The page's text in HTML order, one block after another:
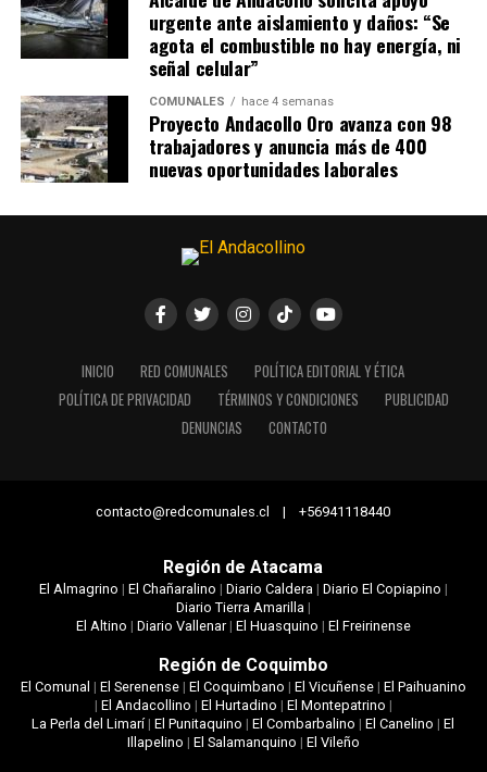
urgente ante aislamiento y daños: “Se
agota el combustible no hay energía, ni
señal celular”
COMUNALES hace 4 semanas
Proyecto Andacollo Oro avanza con 98
trabajadores y anuncia más de 400
nuevas oportunidades laborales
INICIO RED COMUNALES
POLÍTICA EDITORIAL Y ÉTICA
POLÍTICA DE PRIVACIDAD
TÉRMINOS Y CONDICIONES
PUBLICIDAD
DENUNCIAS
CONTACTO
contacto@redcomunales.cl | +56941118440
Región de Atacama
El Almagrino | El Chañaralino | Diario Caldera | Diario El Copiapino |
Diario Tierra Amarilla |
El Altino | Diario Vallenar| El Huasquino | El Freirinense
Región de Coquimbo
El Comunal | El Serenense| El Coquimbano | El Vicuñense| El Paihuanino
| El Andacollino | El Hurtadino | El Montepatrino |
La Perla del Limarí|El Punitaquino |El Combarbalino |El Canelino |El
Illapelino | El Salamanquino | El Vileño